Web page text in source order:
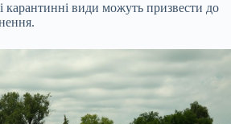
карантинні види можуть призвести до